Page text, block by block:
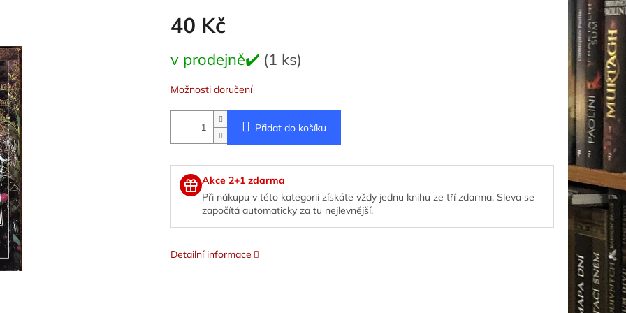
40 Kč
cena:
v prodejně✔️ (1 ks)
Možnosti doručení
Přidat do košíku
Akce 2+1 zdarma
Při nákupu v této kategorii získáte vždy jednu knihu ze tří zdarma. Sleva se
započítá automaticky za tu nejlevnější.
Detailní informace